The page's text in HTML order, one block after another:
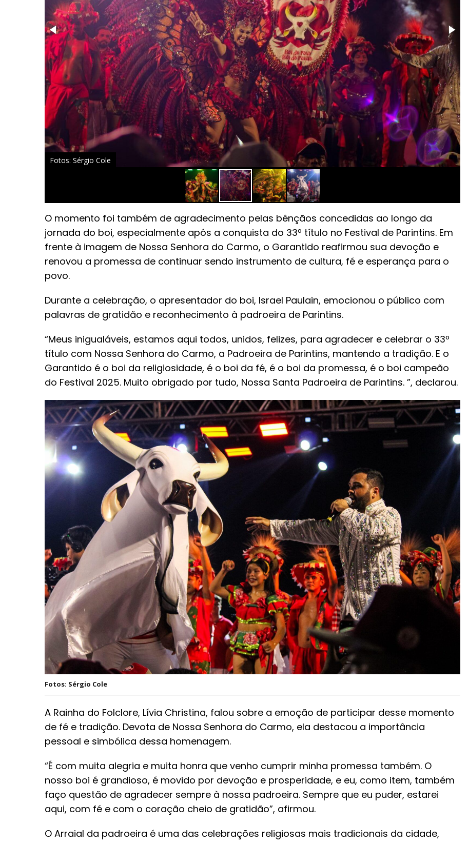
Fotos: Sérgio Cole
O momento foi também de agradecimento pelas bênçãos concedidas ao longo da
jornada do boi, especialmente após a conquista do 33º título no Festival de Parintins. Em
frente à imagem de Nossa Senhora do Carmo, o Garantido reafirmou sua devoção e
renovou a promessa de continuar sendo instrumento de cultura, fé e esperança para o
povo.
Durante a celebração, o apresentador do boi, Israel Paulain, emocionou o público com
palavras de gratidão e reconhecimento à padroeira de Parintins.
“Meus inigualáveis, estamos aqui todos, unidos, felizes, para agradecer e celebrar o 33º
título com Nossa Senhora do Carmo, a Padroeira de Parintins, mantendo a tradição. E o
Garantido é o boi da religiosidade, é o boi da fé, é o boi da promessa, é o boi campeão
do Festival 2025. Muito obrigado por tudo, Nossa Santa Padroeira de Parintins. ”, declarou.
Fotos: Sérgio Cole
A Rainha do Folclore, Lívia Christina, falou sobre a emoção de participar desse momento
de fé e tradição. Devota de Nossa Senhora do Carmo, ela destacou a importância
pessoal e simbólica dessa homenagem.
“É com muita alegria e muita honra que venho cumprir minha promessa também. O
nosso boi é grandioso, é movido por devoção e prosperidade, e eu, como item, também
faço questão de agradecer sempre à nossa padroeira. Sempre que eu puder, estarei
aqui, com fé e com o coração cheio de gratidão”, afirmou.
O Arraial da padroeira é uma das celebrações religiosas mais tradicionais da cidade,